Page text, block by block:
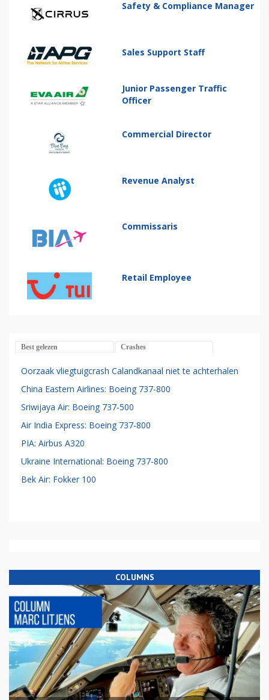
Safety & Compliance Manager
Sales Support Staff
Junior Passenger Traffic
Officer
Commercial Director
Revenue Analyst
Commissaris
Retail Employee
Best gelezen Crashes
Oorzaak vliegtuigcrash Calandkanaal niet te achterhalen
China Eastern Airlines: Boeing 737-800
Sriwijaya Air: Boeing 737-500
Air India Express: Boeing 737-800
PIA: Airbus A320
Ukraine International: Boeing 737-800
Bek Air: Fokker 100
COLUMNS